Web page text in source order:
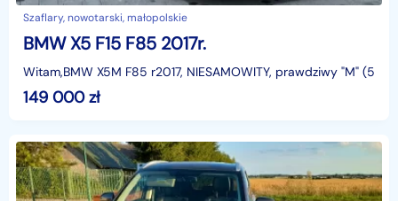
Szaflary, nowotarski, małopolskie
BMW X5 F15 F85 2017r.
Witam,BMW X5M F85 r2017, NIESAMOWITY, prawdziwy "M"
149 000zł